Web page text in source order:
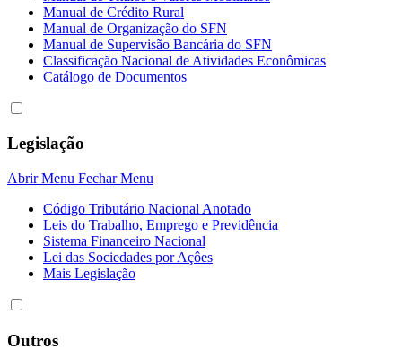
Manual de Crédito Rural
Manual de Organização do SFN
Manual de Supervisão Bancária do SFN
Classificação Nacional de Atividades Econômicas
Catálogo de Documentos
Legislação
Abrir Menu Fechar Menu
Código Tributário Nacional Anotado
Leis do Trabalho, Emprego e Previdência
Sistema Financeiro Nacional
Lei das Sociedades por Açôes
Mais Legislação
Outros